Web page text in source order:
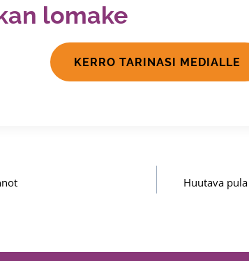
lomake
KERRO TARINASI MEDIALLE
Huutava